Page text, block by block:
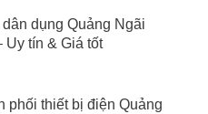
dụng Quảng Ngãi
Uy tín & Giá tốt
phối thiết bị điện Quảng